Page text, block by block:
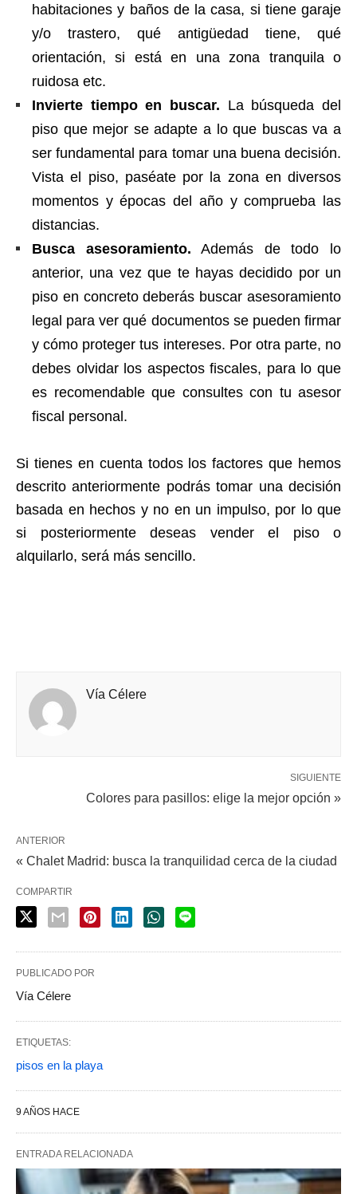
habitaciones y baños de la casa, si tiene garaje
y/o trastero, qué antigüedad tiene, qué
orientación, si está en una zona tranquila o
ruidosa etc.
Invierte tiempo en buscar. La búsqueda del
piso que mejor se adapte a lo que buscas va a
ser fundamental para tomar una buena decisión.
Vista el piso, paséate por la zona en diversos
momentos y épocas del año y comprueba las
distancias.
Busca asesoramiento. Además de todo lo
anterior, una vez que te hayas decidido por un
piso en concreto deberás buscar asesoramiento
legal para ver qué documentos se pueden firmar
y cómo proteger tus intereses. Por otra parte, no
debes olvidar los aspectos fiscales, para lo que
es recomendable que consultes con tu asesor
fiscal personal.
Si tienes en cuenta todos los factores que hemos
descrito anteriormente podrás tomar una decisión
basada en hechos y no en un impulso, por lo que
si posteriormente deseas vender el piso o
alquilarlo, será más sencillo.
Vía Célere
SIGUIENTE
Colores para pasillos: elige la mejor opción »
ANTERIOR
« Chalet Madrid: busca la tranquilidad cerca de la ciudad
COMPARTIR
PUBLICADO POR
Vía Célere
ETIQUETAS:
pisos en la playa
9 AÑOS HACE
ENTRADA RELACIONADA